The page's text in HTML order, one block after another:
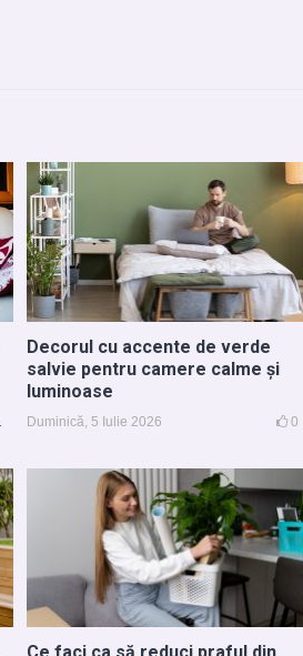
Decorul cu accente de verde
salvie pentru camere calme și
luminoase
Duminică, 5 Iulie 2026 0